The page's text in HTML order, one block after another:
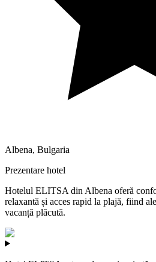
Albena, Bulgaria
Prezentare hotel
Hotelul ELITSA din Albena oferă
relaxantă și acces rapid la plajă, fiind
vacanță plăcută.